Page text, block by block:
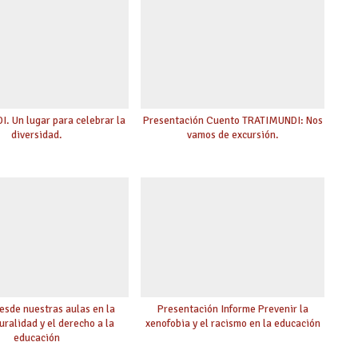
Un lugar para celebrar la
diversidad.
Presentación Cuento TRATIMUNDI: Nos
vamos de excursión.
nuestras aulas en la
y el derecho a la
educación
Presentación Informe Prevenir la
xenofobia y el racismo en la educación